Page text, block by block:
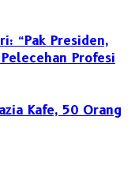
“Pak Presiden,
Profesi
Kafe, 50 Orang